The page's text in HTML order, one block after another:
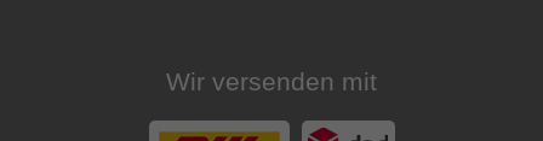
Wir versenden mit